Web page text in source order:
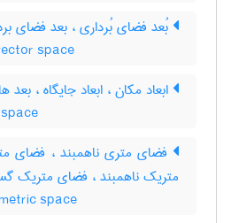
بُعد فضای بُرداری ، بعد فضای
space
ابعاد مکان ، ابعاد جایگاه ، بعد
فضای متری ناهمبند ، فضای
متریک ناهمبند ، فضای متریک
space